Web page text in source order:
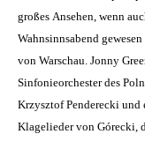
großes Ansehen, wenn
Wahnsinnsabend
von Warschau. Jonny
Sinfonieorchester des
Krzysztof Penderecki
Klagelieder von Górecki,